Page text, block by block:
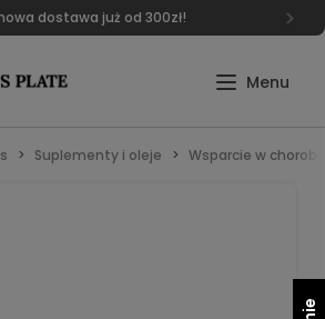
dostawa już od 300zł!
Suplementy i oleje Wsparcie w